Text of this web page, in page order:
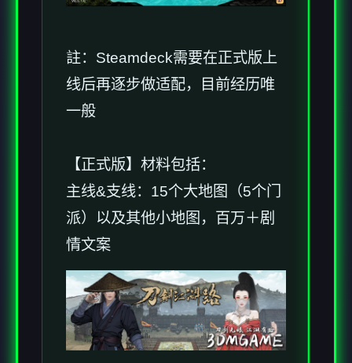
註：Steamdeck需要在正式版上
线后再逐步做适配，目前经历唯
一般
【正式版】材料包括：
主线&支线：15个大地图（5个门
派）以及其他小地图，百万＋剧
情文案